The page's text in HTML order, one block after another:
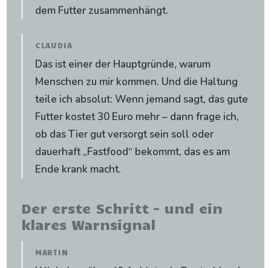
dem Futter zusammenhängt.
CLAUDIA
Das ist einer der Hauptgründe, warum
Menschen zu mir kommen. Und die Haltung
teile ich absolut: Wenn jemand sagt, das gute
Futter kostet 30 Euro mehr – dann frage ich,
ob das Tier gut versorgt sein soll oder
dauerhaft „Fastfood“ bekommt, das es am
Ende krank macht.
Der erste Schritt – und ein
klares Warnsignal
MARTIN